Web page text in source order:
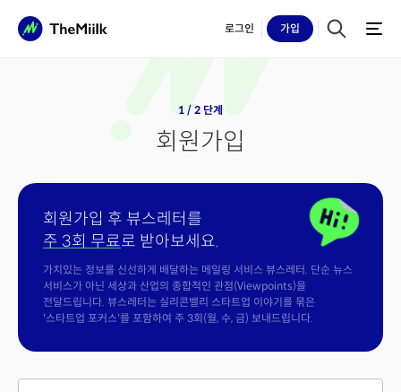
로그인 가입
1 / 2 단계
회원가입
회원가입 후 뷰스레터를
주 3회 무료로 받아보세요.
가치있는 정보를 신선하게 배달하는 메일링 서비스 뷰스레터. 단순 뉴스
서비스가 아닌 세상과 산업의 종합적인 관점(Viewpoints)을
전달드립니다. 뷰스레터는 실리콘밸리 스타트업 이야기를 묶은
'스타트업 포커스'를 포함하여 주 3회(월, 수, 금) 보내드립니다.